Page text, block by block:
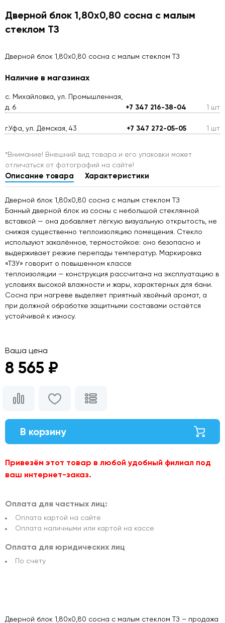
Дверной блок 1,80х0,80 сосна с малым
стеклом ТЗ
Дверной блок 1,80х0,80 сосна с малым стеклом ТЗ
Наличие в магазинах
с. Михайловка, ул. Промышленная,
д. 6
+7 347 216-38-04 1 шт
г.Уфа, ул. Дёмская, 43 +7 347 272-05-05 1 шт
*Внимание! Внешний вид товара и его упаковки может
отличаться от фотографий на сайте!
Описание товара Характеристики
Дверной блок 1,80х0,80 сосна с малым стеклом ТЗ
Банный дверной блок из сосны с небольшой стеклянной
вставкой — она добавляет лёгкую визуальную открытость, не
снижая существенно теплоизоляцию помещения. Стекло
используют закалённое, термостойкое: оно безопасно и
выдерживает резкие перепады температур. Маркировка
«ТЗУ» говорит о повышенном классе
теплоизоляции — конструкция рассчитана на эксплуатацию в
условиях высокой влажности и жары, характерных для бани.
Сосна при нагреве выделяет приятный хвойный аромат, а
при должной обработке защитными составами остаётся
устойчивой к износу.
Ваша цена
8 565 ₽
В корзину
Привезём этот товар в любой удобный филиал под
ваш интернет-заказ.
Оплата для частных лиц:
Оплата картой на сайте
Оплата наличными или картой на кассе
Оплата для юридических лиц
По счету
Дверной блок 1,80х0,80 сосна с малым стеклом ТЗ – продажа